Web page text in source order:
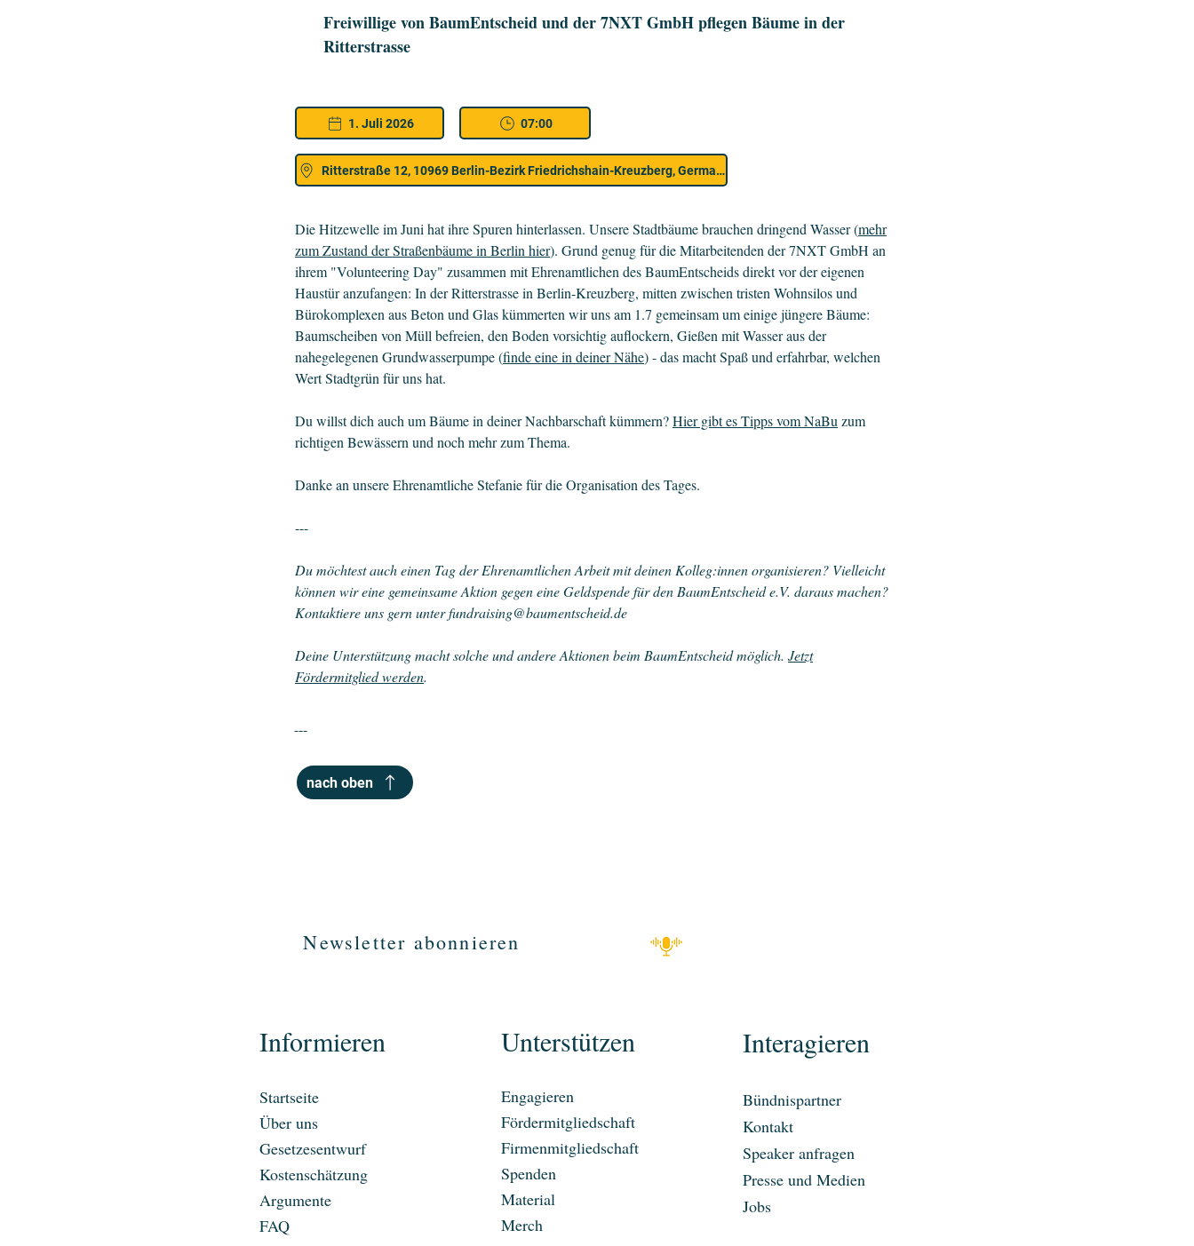
Freiwillige von BaumEntscheid und der 7NXT GmbH pflegen Bäume in der
Ritterstrasse
1. Juli 2026 07:00
Ritterstraße 12, 10969 Berlin-Bezirk Friedrichshain-Kreuzberg, Germany
Die Hitzewelle im Juni hat ihre Spuren hinterlassen. Unsere Stadtbäume brauchen dringend Wasser (mehr
zum Zustand der Straßenbäume in Berlin hier). Grund genug für die Mitarbeitenden der 7NXT GmbH an
ihrem "Volunteering Day" zusammen mit Ehrenamtlichen des BaumEntscheids direkt vor der eigenen
Haustür anzufangen: In der Ritterstrasse in Berlin-Kreuzberg, mitten zwischen tristen Wohnsilos und
Bürokomplexen aus Beton und Glas kümmerten wir uns am 1.7 gemeinsam um einige jüngere Bäume:
Baumscheiben von Müll befreien, den Boden vorsichtig auflockern, Gießen mit Wasser aus der
nahegelegenen Grundwasserpumpe (finde eine in deiner Nähe) - das macht Spaß und erfahrbar, welchen
Wert Stadtgrün für uns hat.
Du willst dich auch um Bäume in deiner Nachbarschaft kümmern?Hier gibt es Tipps vom NaBu zum
richtigen Bewässern und noch mehr zum Thema.
Danke an unsere Ehrenamtliche Stefanie für die Organisation des Tages.
---
Du möchtest auch einen Tag der Ehrenamtlichen Arbeit mit deinen Kolleg:innen organisieren? Vielleicht
können wir eine gemeinsame Aktion gegen eine Geldspende für den BaumEntscheid e.V. daraus machen?
Kontaktiere uns gern unterfundraising@baumentscheid.de
Deine Unterstützung macht solche und andere Aktionen beim BaumEntscheid möglich. Jetzt
Fördermitglied werden.
---
nach oben
Newsletter abonnieren
Informieren
Startseite
Über uns
Gesetzesentwurf
Kostenschätzung
Argumente
FAQ
Unterstützen
Engagieren
Fördermitgliedschaft
Firmenmitgliedschaft
Spenden
Material
Merch
Interagieren
Bündnispartner
Kontakt
Speaker anfragen
Presse und Medien
Jobs